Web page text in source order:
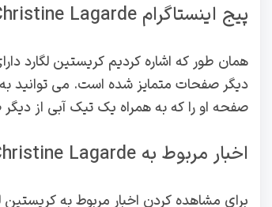
پیج اینستاگرام Christine Lagarde چیست؟
همان طور که اشاره کردیم کریستین لگارد
دیگر صفحات متمایز شده است. می توانید
صفحه او را که به همراه یک تیک آبی از
اخبار مربوط به Christine Lagarde را در کجا مشاهده کنیم؟
برای مشاهده کردن اخبار مربوط به